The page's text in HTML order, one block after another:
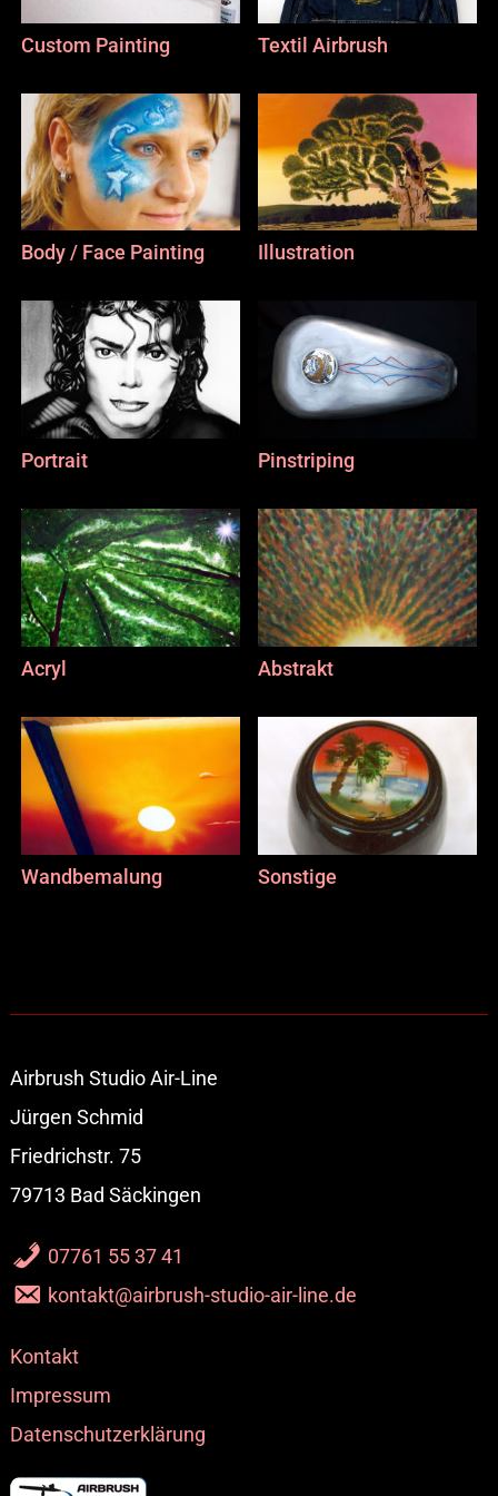
Custom Painting Textil Airbrush
Body / Face Painting Illustration
Portrait Pinstriping
Acryl Abstrakt
Wandbemalung Sonstige
Airbrush Studio Air-Line
Jürgen Schmid
Friedrichstr. 75
79713 Bad Säckingen
07761 55 37 41
kontakt@airbrush-studio-air-line.de
Kontakt
Impressum
Datenschutzerklärung